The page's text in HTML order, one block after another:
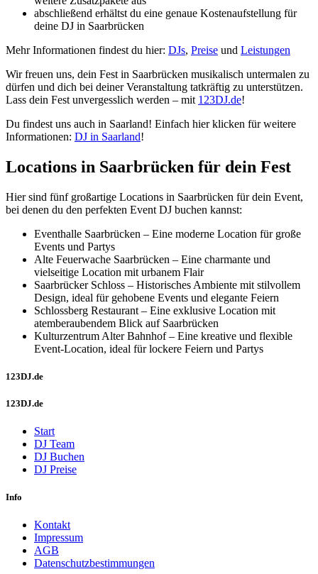
abschließend erhältst du eine genaue Kostenaufstellung für
deine DJ in Saarbrücken
Mehr Informationen findest du hier: DJs, Preise und Leistungen
Wir freuen uns, dein Fest in Saarbrücken musikalisch untermalen zu
dürfen und dich bei deiner Veranstaltung tatkräftig zu unterstützen.
Lass dein Fest unvergesslich werden – mit 123DJ.de!
Du findest uns auch in Saarland! Einfach hier klicken für weitere
Informationen: DJ in Saarland!
Locations in Saarbrücken für dein Fest
Hier sind fünf großartige Locations in Saarbrücken für dein Event,
bei denen du den perfekten Event DJ buchen kannst:
Eventhalle Saarbrücken – Eine moderne Location für große
Events und Partys
Alte Feuerwache Saarbrücken – Eine charmante und
vielseitige Location mit urbanem Flair
Saarbrücker Schloss – Historisches Ambiente mit stilvollem
Design, ideal für gehobene Events und elegante Feiern
Schlossberg Restaurant – Eine exklusive Location mit
atemberaubendem Blick auf Saarbrücken
Kulturzentrum Alter Bahnhof – Eine kreative und flexible
Event-Location, ideal für lockere Feiern und Partys
123DJ.de
123DJ.de
Start
DJ Team
DJ Buchen
DJ Preise
Info
Kontakt
Impressum
AGB
Datenschutzbestimmungen